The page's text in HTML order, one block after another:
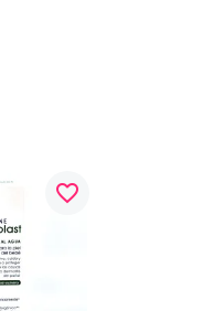
favorite_border